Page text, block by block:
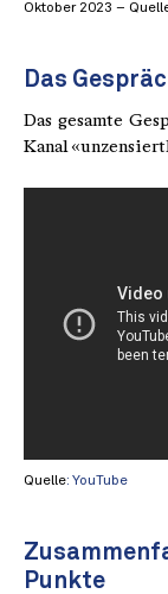
Oktober 2023 –
Das
Das gesamte
Kanal
Quelle: YouTube
Punkte